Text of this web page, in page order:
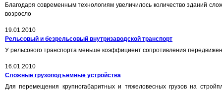
Благодаря современным технологиям увеличилось количество зданий
возросло
19.01.2010
Рельсовый и безрельсовый внутризаводской транспорт
У рельсового транспорта меньше коэффициент сопротивления
16.01.2010
Сложные грузоподъемные устройства
Для перемещения крупногабаритных и тяжеловесных грузов на